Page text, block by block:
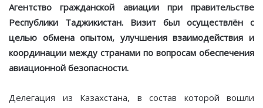
Агентство гражданской авиации при правительстве
Республики Таджикистан. Визит был осуществлён с
целью обмена опытом, улучшения взаимодействия и
координации между странами по вопросам обеспечения
авиационной безопасности.
Делегация из Казахстана, в состав которой вошли